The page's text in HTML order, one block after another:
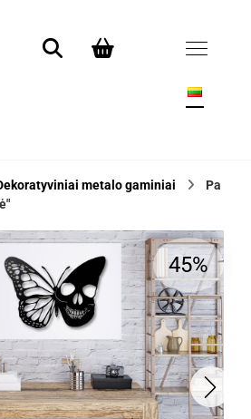
metalo gaminiai
Pa
45%